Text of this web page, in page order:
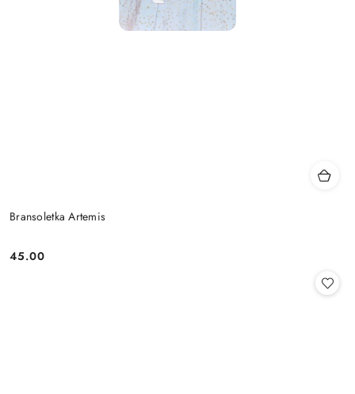
Bransoletka Artemis
Cena:
45.00